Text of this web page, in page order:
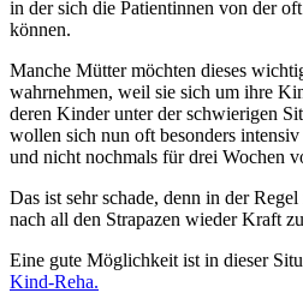
in der sich die Patientinnen von der
können.
Manche Mütter möchten dieses
wahrnehmen, weil sie sich um ihre
deren Kinder unter der schwierigen
wollen sich nun oft besonders
und nicht nochmals für drei Wochen
Das ist sehr schade, denn in der
nach all den Strapazen wieder Kraft
Eine gute Möglichkeit ist in dieser
Kind-Reha.